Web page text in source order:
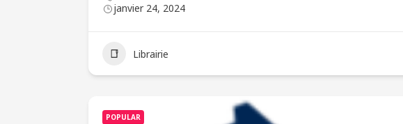
janvier 24, 2024
Librairie
POPULAR